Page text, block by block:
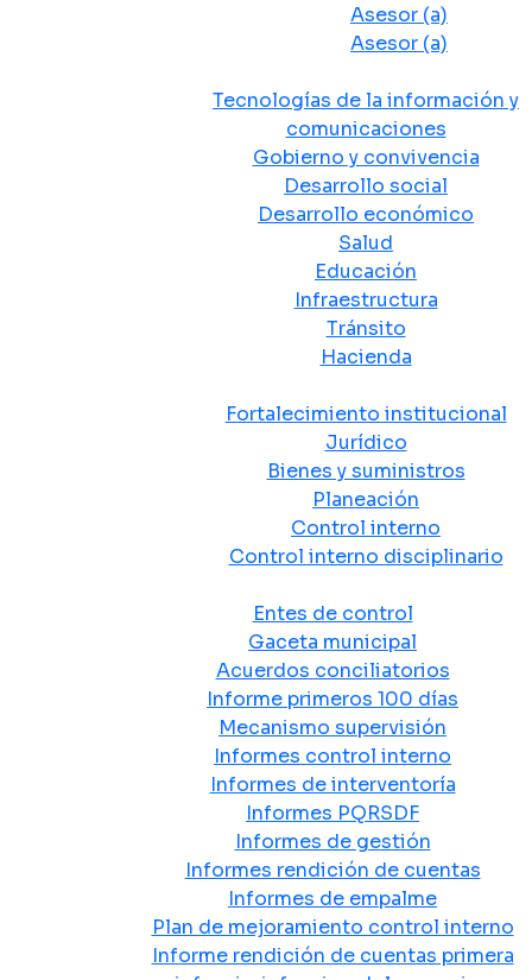
Asesor (a)
Asesor (a)
Tecnologías de la información y
comunicaciones
Gobierno y convivencia
Desarrollo social
Desarrollo económico
Salud
Educación
Infraestructura
Tránsito
Hacienda
Fortalecimiento institucional
Jurídico
Bienes y suministros
Planeación
Control interno
Control interno disciplinario
Entes de control
Gaceta municipal
Acuerdos conciliatorios
Informe primeros 100 días
Mecanismo supervisión
Informes control interno
Informes de interventoría
Informes PQRSDF
Informes de gestión
Informes rendición de cuentas
Informes de empalme
Plan de mejoramiento control interno
Informe rendición de cuentas primera